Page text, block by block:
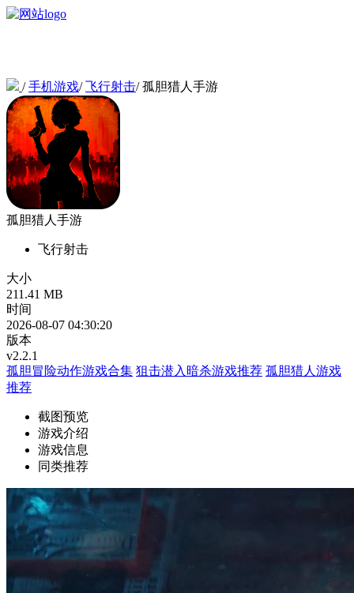
/手机游戏/飞行射击/孤胆猎人手游
孤胆猎人手游
飞行射击
大小
211.41 MB
时间
2026-08-07 04:30:20
版本
v2.2.1
孤胆冒险动作游戏合集 狙击潜入暗杀游戏推荐 孤胆猎人游戏
推荐
截图预览
游戏介绍
游戏信息
同类推荐